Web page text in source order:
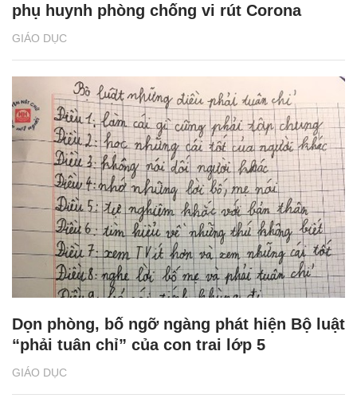
GIÁO DỤC
phụ huynh phòng chống vi rút Corona
GIÁO DỤC
Dọn phòng, bố ngỡ ngàng phát hiện Bộ luật
“phải tuân chỉ” của con trai lớp 5